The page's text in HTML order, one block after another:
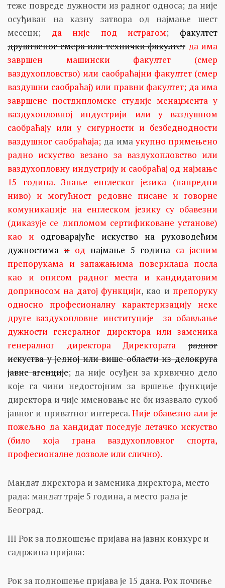
теже повреде дужности из радног односа; да није
осуђиван на казну затвора од најмање шест
месеци; да није под истрагом;факултет
друштвеног смера или технички факултет да има
завршен машински факултет (смер
ваздухопловство) или саобраћајни факултет (смер
ваздушни саобраћај) или правни факултет; да има
завршене постдипломске студије менаџмента у
ваздухопловној индустрији или у ваздушном
саобраћају или у сигурности и безбеднодности
ваздушног саобраћаја; да имаукупно примењено
радно искуство везано за ваздухопловство или
ваздухопловну индустрију и саобраћај од најмање
15 година. Знање енглеског језика (напредни
ниво) и могућност редовне писане и говорне
комуникације на енглеском језику су обавезни
(диказује се дипломом сертификоване установе)
као и одговарајуће искуство на руководећим
дужностима иод најмање 5 година са јасним
препорукама и запажањима поверилаца посла
као и описом радног места и кандидатовим
доприносом на датој функцији, као и препоруку
односно професионалну карактеризацију неке
друге ваздухопловне институције за обављање
дужности генералног директора или заменика
генералног директора Директората
радног
искуства у једној или више области из делокруга
јавне агенције; да није осуђен за кривично дело
које га чини недостојним за вршење функције
директора и чије именовање не би изазвало сукоб
јавног и приватног интереса.Није обавезно али је
пожељно да кандидат поседује летачко искуство
(било која грана ваздухопловног спорта,
професионалне дозволе или слично).
Мандат директора и заменика директора, место
рада: мандат траје 5 година, а место рада је
Београд.
III Рок за подношење пријава на јавни конкурс и
садржина пријава:
Рок за подношење пријавa је 15 дана. Рок почиње